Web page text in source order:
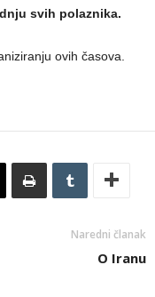
svih polaznika.
ovih časova.
Naredni članak
O Iranu